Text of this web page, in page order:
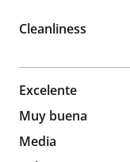
Cleanliness
Excelente
117 reviews
Muy buena
49 reviews
Media
7 reviews